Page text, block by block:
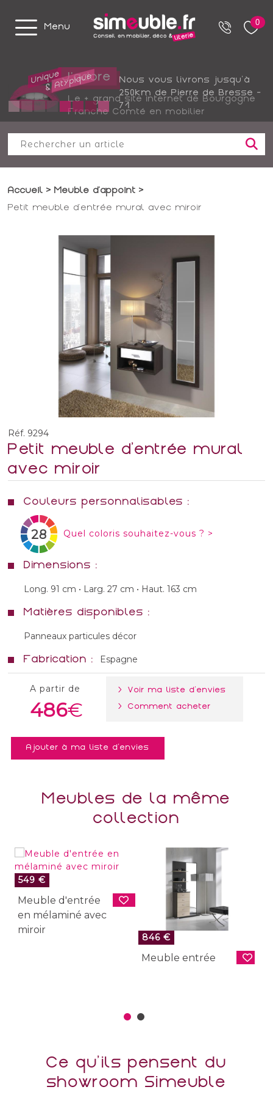
Menu 0
Le + grand site internet de Bourgogne
Franche Comté en mobilier
Nous vous livrons jusqu'à
250km de Pierre de Bresse -
71
Accueil
Meuble d'appoint
Petit meuble d'entrée mural avec miroir
Réf. 9294
Petit meuble d'entrée mural
avec miroir
Couleurs personnalisables :
28 Quel coloris souhaitez-vous ? >
Dimensions :
Long. 91 cm • Larg. 27 cm • Haut. 163 cm
Matières disponibles :
Panneaux particules décor
Fabrication : Espagne
A partir de
486
> Voir ma liste d'envies
> Comment acheter
Ajouter à ma liste d'envies
Meubles de la même
collection
549 €
Meuble d'entrée
en mélaminé avec
miroir
846 €
Meuble entrée
Ce qu'ils pensent du
showroom Simeuble